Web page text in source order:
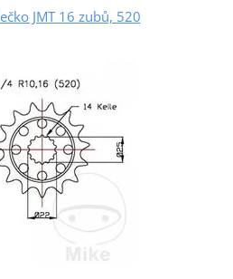
JMT 16 zubů, 520